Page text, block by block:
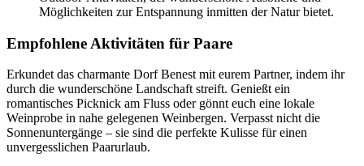
Möglichkeiten zur Entspannung inmitten der Natur bietet.
Empfohlene Aktivitäten für Paare
Erkundet das charmante Dorf Benest mit eurem Partner, indem ihr
durch die wunderschöne Landschaft streift. Genießt ein
romantisches Picknick am Fluss oder gönnt euch eine lokale
Weinprobe in nahe gelegenen Weinbergen. Verpasst nicht die
Sonnenuntergänge – sie sind die perfekte Kulisse für einen
unvergesslichen Paarurlaub.